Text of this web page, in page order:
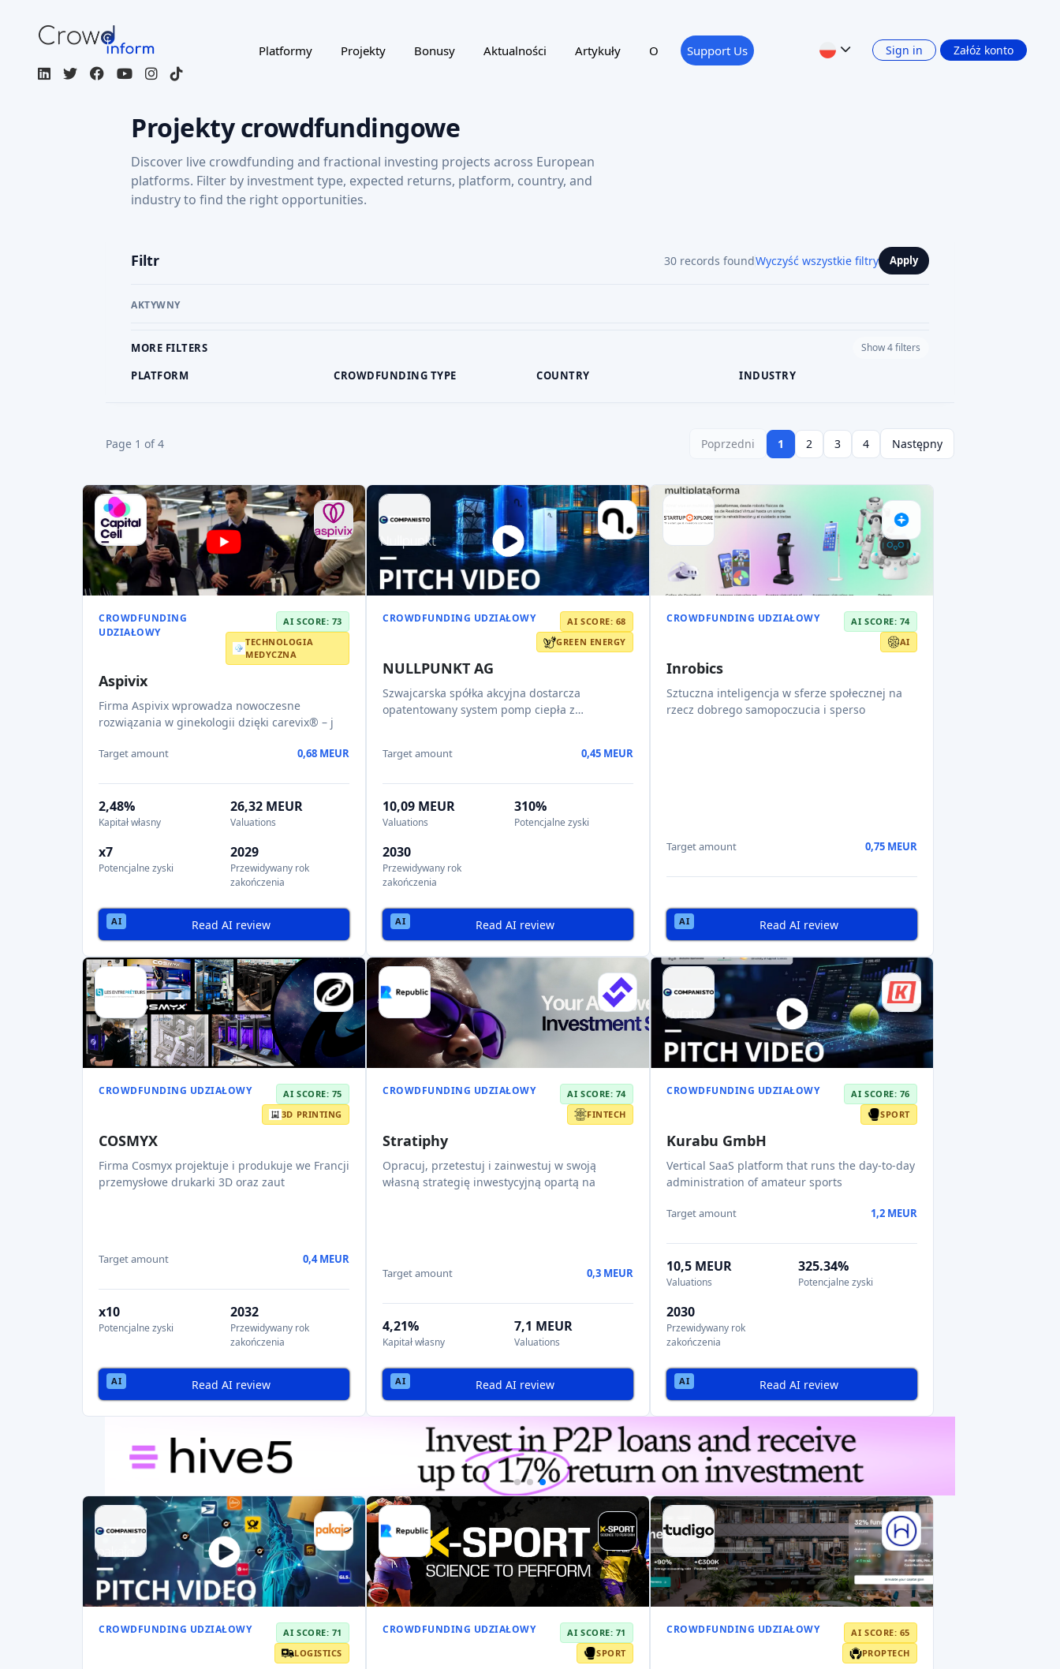
Platformy Projekty Bonusy Aktualności Artykuły O Support Us Sign in Załóż konto
Projekty crowdfundingowe
Discover live crowdfunding and fractional investing projects across European
platforms. Filter by investment type, expected returns, platform, country, and
industry to find the right opportunities.
Filtr 30 records foundWyczyść wszystkie filtry Apply
AKTYWNY
MORE FILTERS Show 4 filters
PLATFORM CROWDFUNDING TYPE COUNTRY INDUSTRY
Page 1 of 4 Poprzedni 1 2 3 4 Następny
CROWDFUNDING
UDZIAŁOWY
AI SCORE: 73
TECHNOLOGIA
MEDYCZNA
Aspivix
Firma Aspivix wprowadza nowoczesne
rozwiązania w ginekologii dzięki carevix® – j
Target amount 0,68 MEUR
2,48%
Kapitał własny
26,32 MEUR
Valuations
x7
Potencjalne zyski
2029
Przewidywany rok
zakończenia
Read AI review
CROWDFUNDING UDZIAŁOWY
AI SCORE: 68
GREEN ENERGY
NULLPUNKT AG
Szwajcarska spółka akcyjna dostarcza
opatentowany system pomp ciepła z
Target amount 0,45 MEUR
10,09 MEUR
Valuations
310%
Potencjalne zyski
2030
Przewidywany rok
zakończenia
Read AI review
CROWDFUNDING UDZIAŁOWY
AI SCORE: 74
AI
Inrobics
Sztuczna inteligencja w sferze społecznej na
rzecz dobrego samopoczucia i sperso
Target amount 0,75 MEUR
Read AI review
CROWDFUNDING UDZIAŁOWY
AI SCORE: 75
3D PRINTING
COSMYX
Firma Cosmyx projektuje i produkuje we Francji
przemysłowe drukarki 3D oraz zaut
Target amount 0,4 MEUR
x10
Potencjalne zyski
2032
Przewidywany rok
zakończenia
Read AI review
CROWDFUNDING UDZIAŁOWY
AI SCORE: 74
FINTECH
Stratiphy
Opracuj, przetestuj i zainwestuj w swoją
własną strategię inwestycyjną opartą na
Target amount 0,3 MEUR
4,21%
Kapitał własny
7,1 MEUR
Valuations
Read AI review
CROWDFUNDING UDZIAŁOWY
AI SCORE: 76
SPORT
Kurabu GmbH
Vertical SaaS platform that runs the day-to-day
administration of amateur sports
Target amount 1,2 MEUR
10,5 MEUR
Valuations
325.34%
Potencjalne zyski
2030
Przewidywany rok
zakończenia
Read AI review
CROWDFUNDING UDZIAŁOWY
AI SCORE: 71
LOGISTICS
CROWDFUNDING UDZIAŁOWY
AI SCORE: 71
SPORT
CROWDFUNDING UDZIAŁOWY
AI SCORE: 65
PROPTECH